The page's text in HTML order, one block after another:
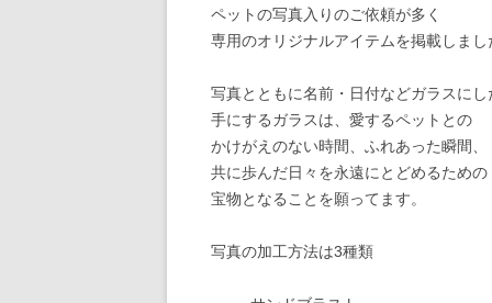
ペットの写真入りのご依頼が多く
専用のオリジナルアイテムを掲載しまし
写真とともに名前・日付などガラスにし
手にするガラスは、愛するペットとの
かけがえのない時間、ふれあった瞬間、
共に歩んだ日々を永遠にとどめるための
宝物となることを願ってます。
写真の加工方法は3種類